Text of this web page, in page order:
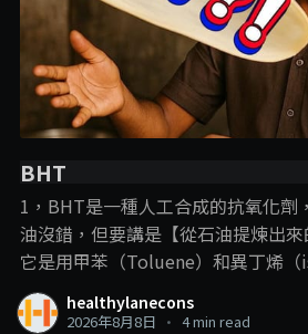
BHT
1，BHT是一種人工合成的抗氧化劑
油沒錯，但要講是【從石油提煉出來
它是用甲苯（Toluene）和異丁烯
的， 說BHT從石油提煉出來，就跟plastic一樣，這樣講的
目的，意思淺淺，但這裡我們就要提
healthylanecons
2026年8月8日 • 4 min read